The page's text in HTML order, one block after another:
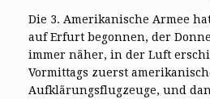
Die 3. Amerikanische Armee
auf Erfurt begonnen, der
immer näher, in der Luft
Vormittags zuerst
Aufklärungsflugzeuge, und